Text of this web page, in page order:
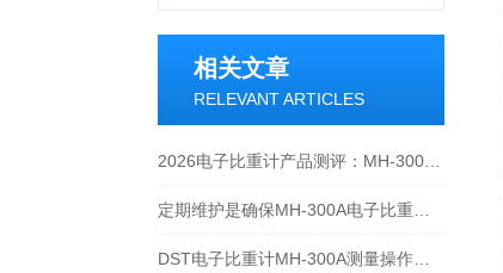
相关文章
RELEVANT ARTICLES